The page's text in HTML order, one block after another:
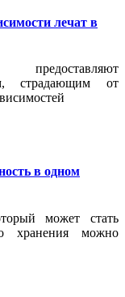
лечат в
страдающим от
в одном
может стать
хранения можно